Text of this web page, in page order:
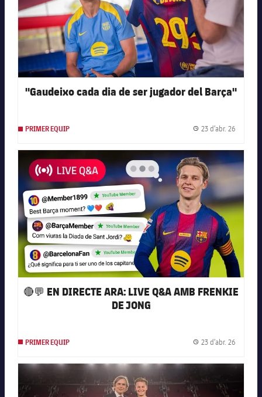
"Gaudeixo cada dia de ser jugador del Barça"
PRIMER EQUIP Data de
23 d’abr. 26
FC Barcelona club badge
🔴💬 EN DIRECTE ARA: LIVE Q&A AMB FRENKIE
DE JONG
PRIMER EQUIP Data de
23 d’abr. 26
FC Barcelona club badge